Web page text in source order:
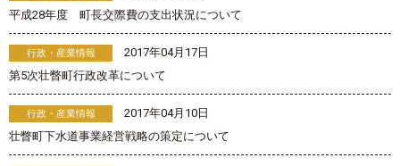
平成28年度 町長交際費の支出状況について
行政・産業情報
2017年04月17日
第5次壮瞥町行政改革について
行政・産業情報
2017年04月10日
壮瞥町下水道事業経営戦略の策定について